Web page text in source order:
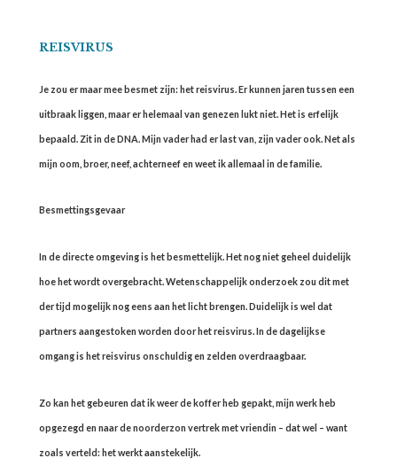
REISVIRUS
Je zou er maar mee besmet zijn: het reisvirus. Er kunnen jaren tussen een
uitbraak liggen, maar er helemaal van genezen lukt niet. Het is erfelijk
bepaald. Zit in de DNA. Mijn vader had er last van, zijn vader ook. Net als
mijn oom, broer, neef, achterneef en weet ik allemaal in de familie.
Besmettingsgevaar
In de directe omgeving is het besmettelijk. Het nog niet geheel duidelijk
hoe het wordt overgebracht. Wetenschappelijk onderzoek zou dit met
der tijd mogelijk nog eens aan het licht brengen. Duidelijk is wel dat
partners aangestoken worden door het reisvirus. In de dagelijkse
omgang is het reisvirus onschuldig en zelden overdraagbaar.
Zo kan het gebeuren dat ik weer de koffer heb gepakt, mijn werk heb
opgezegd en naar de noorderzon vertrek met vriendin – dat wel – want
zoals verteld: het werkt aanstekelijk.